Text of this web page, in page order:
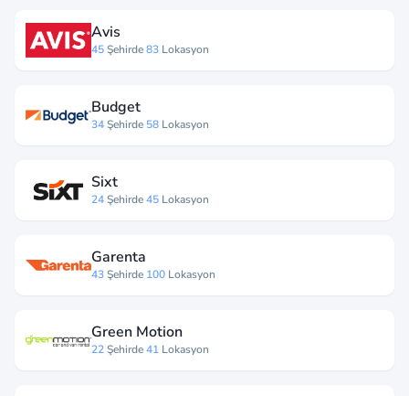
Avis
45Şehirde83 Lokasyon
Budget
34Şehirde 58 Lokasyon
Sixt
24Şehirde45 Lokasyon
Garenta
43Şehirde 100 Lokasyon
Green Motion
22Şehirde41 Lokasyon